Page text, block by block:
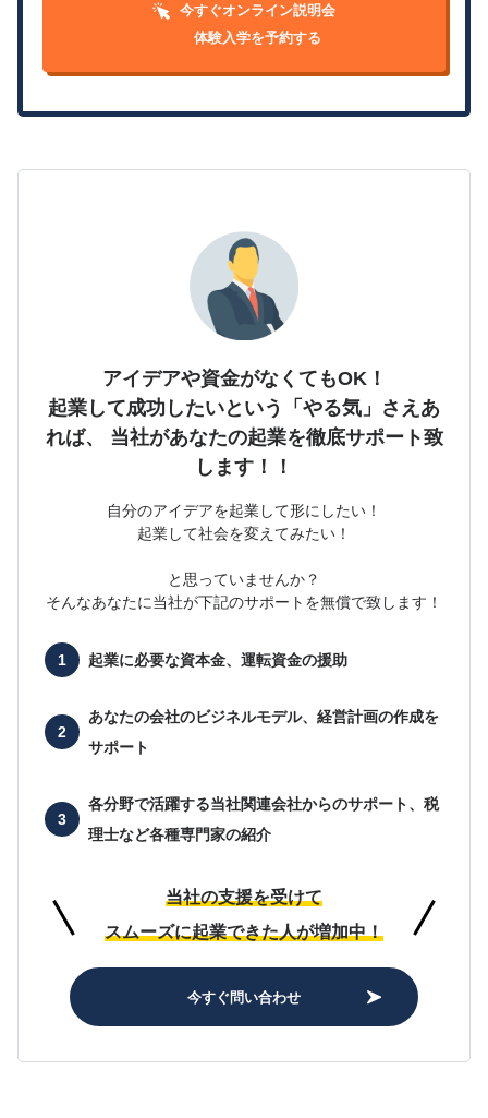
今すぐオンライン説明会
体験入学を予約する
アイデアや資金がなくてもOK！
起業して成功したいという「やる気」さえあ
れば、
当社があなたの起業を徹底サポート致
します！！
自分のアイデアを起業して形にしたい！
起業して社会を変えてみたい！
と思っていませんか？
そんなあなたに当社が下記のサポートを無償で致します！
起業に必要な資本金、運転資金の援助
あなたの会社のビジネルモデル、経営計画の作成を
サポート
各分野で活躍する当社関連会社からのサポート、 税
理士など各種専門家の紹介
当社の支援を受けて
スムーズに起業できた人が増加中！
今すぐ問い合わせ